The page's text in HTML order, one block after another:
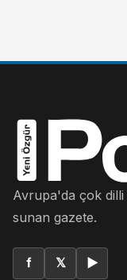
Avrupa'da çok dilli
sunan gazete.
f 𝕏 ▶